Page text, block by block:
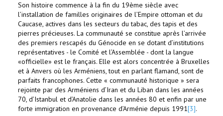
Son histoire commence à la fin du 19ème siècle avec
l’installation de familles originaires de l’Empire ottoman et du
Caucase, actives dans les secteurs du tabac, des tapis et des
pierres précieuses. La communauté se constitue après l’arrivée
des premiers rescapés du Génocide en se dotant d’institutions
représentatives - le Comité et l’Assemblée - dont la langue
«officielle» est le français. Elle est alors concentrée à Bruxelles
et à Anvers où les Arméniens, tout en parlant flamand, sont de
parfaits francophones. Cette « communauté historique » sera
rejointe par des Arméniens d’Iran et du Liban dans les années
70, d’Istanbul et d’Anatolie dans les années 80 et enfin par une
forte immigration en provenance d’Arménie depuis 1991[3].